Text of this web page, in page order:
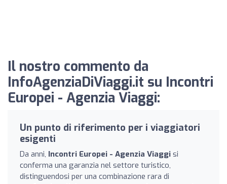
Il nostro commento da
InfoAgenziaDiViaggi.it su Incontri
Europei - Agenzia Viaggi:
Un punto di riferimento per i viaggiatori
esigenti
Da anni, Incontri Europei - Agenzia Viaggi si
conferma una garanzia nel settore turistico,
distinguendosi per una combinazione rara di